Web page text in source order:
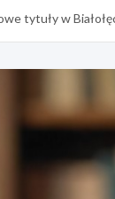
tytuły w